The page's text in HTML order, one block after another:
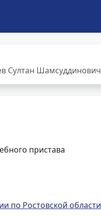
Султан Шамсуддинович
пристава
по Ростовской области